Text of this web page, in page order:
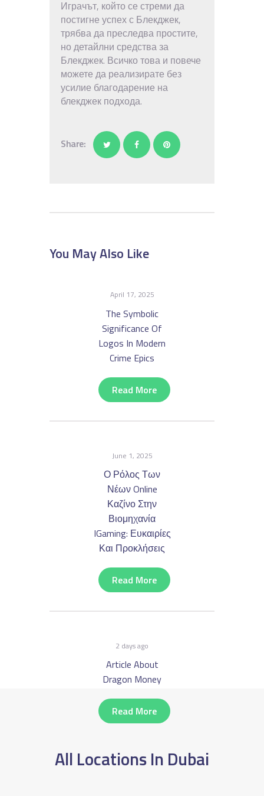
Играчът, който се стреми да
постигне успех с Блекджек,
трябва да преследва простите,
но детайлни средства за
Блекджек. Всичко това и повече
можете да реализирате без
усилие благодарение на
блекджек подхода.
Share:
You May Also Like
April 17, 2025
The Symbolic
Significance Of
Logos In Modern
Crime Epics
Read More
June 1, 2025
Ο Ρόλος Των
Νέων Online
Καζίνο Στην
Βιομηχανία
IGaming: Ευκαιρίες
Και Προκλήσεις
Read More
2 days ago
Article About
Dragon Money
Read More
All Locations In Dubai